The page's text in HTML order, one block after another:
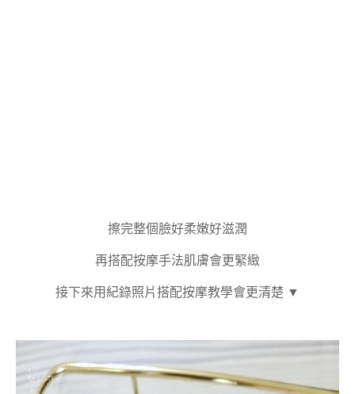
擦完整個臉好柔嫩好滋潤
再搭配按摩手法肌膚會更緊緻
接下來用紀錄照片搭配按摩教學會更清楚 ▼